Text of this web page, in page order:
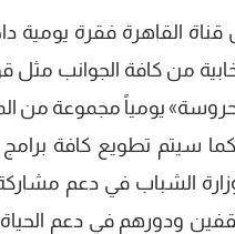
القاهرة فقرة يومية
من كافة الجوانب مثل
يومياً مجموعة من
سيتم تطويع كافة برامج
الشباب في دعم مشاركة
ودورهم في دعم